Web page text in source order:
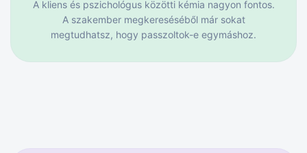
A kliens és pszichológus közötti kémia nagyon fontos.
A szakember megkereséséből már sokat
megtudhatsz, hogy passzoltok-e egymáshoz.